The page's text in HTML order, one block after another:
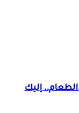
إليك